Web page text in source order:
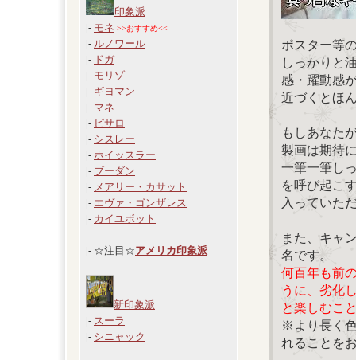
印象派
|- モネ >>おすすめ<<
|- ルノワール
|- ドガ
|- モリゾ
|- ギヨマン
|- マネ
|- ピサロ
|- シスレー
|- ホイッスラー
|- ブーダン
|- メアリー・カサット
|- エヴァ・ゴンザレス
|- カイユボット
|- ☆注目☆アメリカ印象派
新印象派
|- スーラ
|- シニャック
ポスター等
しっかりと
感・躍動感
近づくとほ
もしあなた
製画は期待
一筆一筆し
を呼び起こ
入っていた
また、キャ
名です。
何百年も前
うに、劣化
と楽しむこ
※より長く
れることを